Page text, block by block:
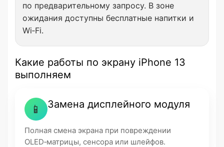
по предварительному запросу. В зоне
ожидания доступны бесплатные напитки и
Wi‑Fi.
Какие работы по экрану iPhone 13
выполняем
📱 Замена дисплейного модуля
Полная смена экрана при повреждении
OLED‑матрицы, сенсора или шлейфов.